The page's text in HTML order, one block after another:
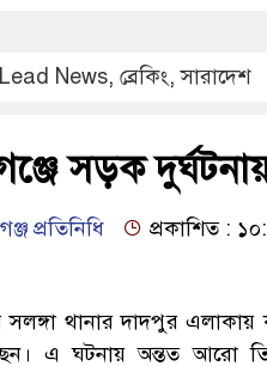
Lead News, ব্রেকিং,সারাদেশ
সড়ক
প্রতিনিধি প্রকাশিত :
সলঙ্গা থানার দাদপুর এলাকায়
এ ঘটনায় অন্তত আরো